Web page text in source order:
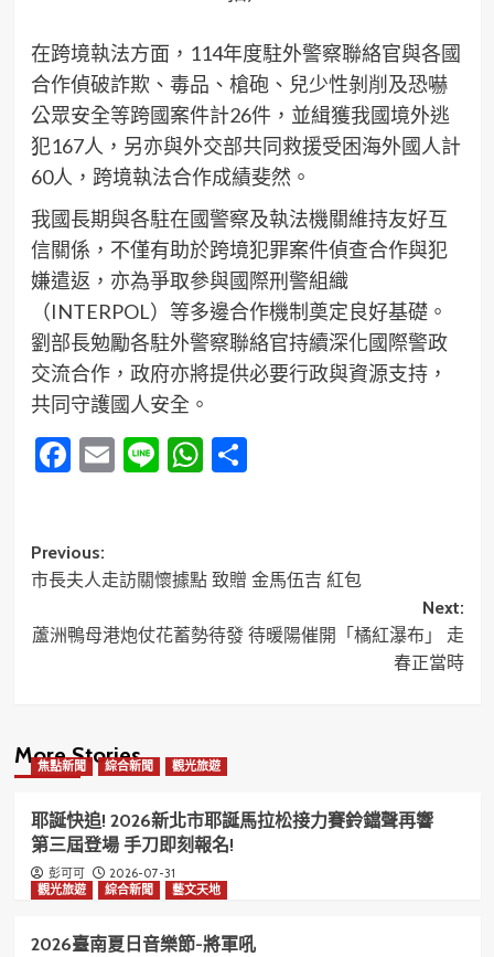
在跨境執法方面，114年度駐外警察聯絡官與各國
合作偵破詐欺、毒品、槍砲、兒少性剝削及恐嚇
公眾安全等跨國案件計26件，並緝獲我國境外逃
犯167人，另亦與外交部共同救援受困海外國人計
60人，跨境執法合作成績斐然。
我國長期與各駐在國警察及執法機關維持友好互
信關係，不僅有助於跨境犯罪案件偵查合作與犯
嫌遣返，亦為爭取參與國際刑警組織
（INTERPOL）等多邊合作機制奠定良好基礎。
劉部長勉勵各駐外警察聯絡官持續深化國際警政
交流合作，政府亦將提供必要行政與資源支持，
共同守護國人安全。
Facebook
Email
LineWhatsApp
分
Post
navigation
Previous:
市長夫人走訪關懷據點 致贈 金馬伍吉 紅包
Next:
蘆洲鴨母港炮仗花蓄勢待發 待暖陽催開「橘紅瀑布」 走
春正當時
More Stories
焦點新聞 綜合新聞 觀光旅遊
耶誕快追! 2026新北市耶誕馬拉松接力賽鈴鐺聲再響
第三屆登場 手刀即刻報名!
彭可可
2026-07-31
觀光旅遊
綜合新聞 藝文天地
2026臺南夏日音樂節-將軍吼